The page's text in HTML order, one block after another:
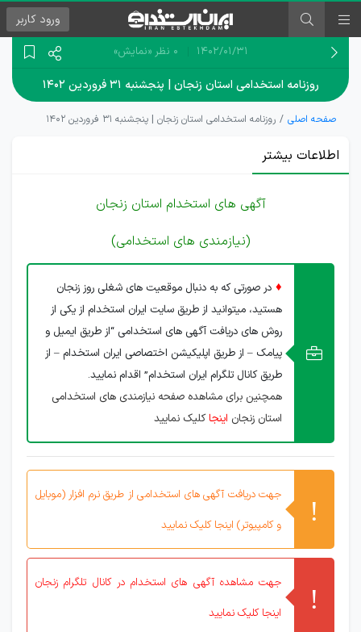
ورود کاربر
۱۴۰۲/۰۱/۳۱ 0 نظر «نمایش»
روزنامه استخدامی استان زنجان | پنجشنبه ۳۱ فروردین ۱۴۰۲
صفحه اصلی روزنامه استخدامی استان زنجان | پنجشنبه ۳۱ فروردین ۱۴۰۲
اطلاعات بیشتر
آگهی های استخدام استان زنجان
(نیازمندی های استخدامی)
♦ در صورتی که به دنبال موقعیت های شغلی روز زنجان
هستید، میتوانید از طریق سایت ایران استخدام از یکی از
روش های دریافت آگهی های استخدامی “از طریق ایمیل و
پیامک – از طریق اپلیکیشن اختصاصی ایران استخدام – از
طریق کانال تلگرام ایران استخدام” اقدام نمایید.
همچنین برای مشاهده صفحه نیازمندی های استخدامی
استان زنجان اینجاکلیک نمایید
جهت دریافت آگهی های استخدامی از طریق نرم افزار (موبایل
و کامپیوتر) اینجا کلیک نمایید
جهت مشاهده آگهی های استخدام در کانال تلگرام زنجان
اینجا کلیک نمایید